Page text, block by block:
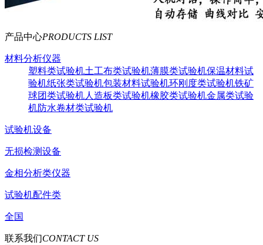
产品中心PRODUCTS LIST
材料分析仪器
塑料类试验机土工布类试验机薄膜类试验机保温材料试
验机纸张类试验机包装材料试验机环刚度类试验机铁矿
球团类试验机人造板类试验机橡胶类试验机金属类试验
机防水卷材类试验机
试验机设备
无损检测设备
金相分析类仪器
试验机配件类
全国
联系我们CONTACT US